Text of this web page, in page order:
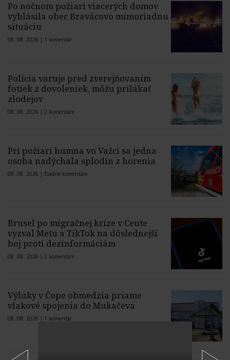
Po nočnom požiari viacerých domov
vyhlásila obec Braväcovo mimoriadnu
situáciu
08. 08. 2026 | 1 komentár
Polícia varuje pred zverejňovaním
fotiek z dovoleniek, môžu prilákať
zlodejov
08. 08. 2026 | 2 komentáre
Pri požiari humna vo Važci sa jedna
osoba nadýchala splodín z horenia
08. 08. 2026 | Žiadne komentáre
Brusel po migračnej kríze v Ceute
vyzval Metu a TikTok na dôslednejší
boj proti dezinformáciám
08. 08. 2026 | 2 komentáre
Výluky v Čope obmedzia priame
vlakové spojenia do Mukačeva
08. 08. 2026 | 1 komentár